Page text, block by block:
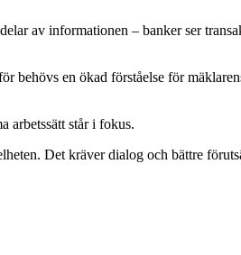
av informationen – banker ser
behövs en ökad förståelse för
arbetssätt står i fokus.
Det kräver dialog och bättre